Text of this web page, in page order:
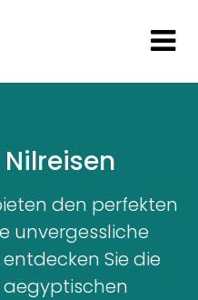
den perfekten
unvergessliche
Sie die
aegyptischen